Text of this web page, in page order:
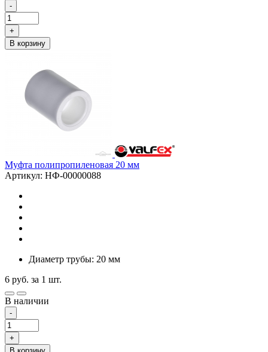
-
+
В корзину
Муфта полипропиленовая 20 мм
Артикул: НФ-00000088
Диаметр трубы: 20 мм
6 руб. за 1 шт.
В наличии
-
+